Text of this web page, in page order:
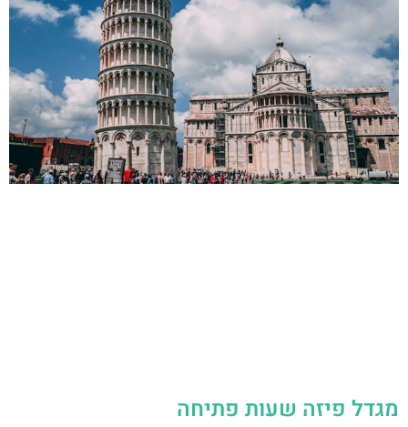
מגדל פיזה שעות פתיחה